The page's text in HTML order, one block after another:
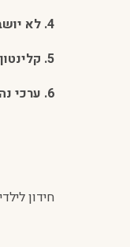
4. לא יושבת
5. קלינטון רצה לנשיאות
6. ערכי נהירים לכל
חידון